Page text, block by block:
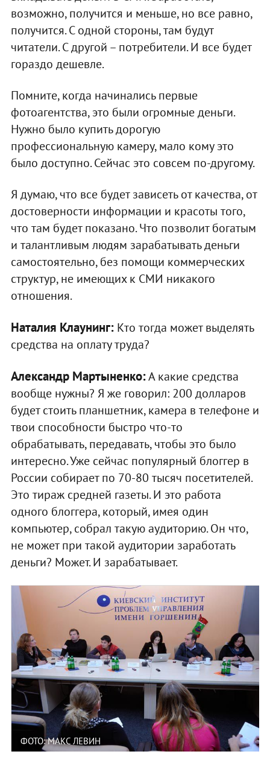
возможно, получится и меньше, но все равно,
получится. С одной стороны, там будут
читатели. С другой – потребители. И все будет
гораздо дешевле.
Помните, когда начинались первые
фотоагентства, это были огромные деньги.
Нужно было купить дорогую
профессиональную камеру, мало кому это
было доступно. Сейчас это совсем по-другому.
Я думаю, что все будет зависеть от качества, от
достоверности информации и красоты того,
что там будет показано. Что позволит богатым
и талантливым людям зарабатывать деньги
самостоятельно, без помощи коммерческих
структур, не имеющих к СМИ никакого
отношения.
Наталия Клаунинг:Кто тогда может выделять
средства на оплату труда?
Александр Мартыненко:А какие средства
вообще нужны? Я же говорил: 200 долларов
будет стоить планшетник, камера в телефоне и
твои способности быстро что-то
обрабатывать, передавать, чтобы это было
интересно. Уже сейчас популярный блоггер в
России собирает по 70-80 тысяч посетителей.
Это тираж средней газеты. И это работа
одного блоггера, который, имея один
компьютер, собрал такую аудиторию. Он что,
не может при такой аудитории заработать
деньги? Может. И зарабатывает.
ФОТО: МАКС ЛЕВИН